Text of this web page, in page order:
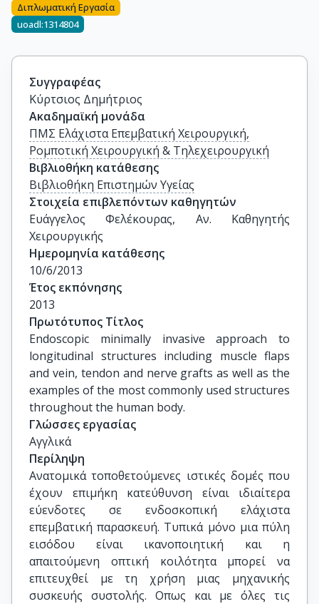
Διπλωματική Εργασία
uoadl:1314804
Συγγραφέας
Κύρτσιος Δημήτριος
Ακαδημαϊκή μονάδα
ΠΜΣ Ελάχιστα Επεμβατική Χειρουργική,
Ρομποτική Χειρουργική & Τηλεχειρουργική
Βιβλιοθήκη κατάθεσης
Βιβλιοθήκη Επιστημών Υγείας
Στοιχεία επιβλεπόντων καθηγητών
Ευάγγελος Φελέκουρας, Αν. Καθηγητής
Χειρουργικής
Ημερομηνία κατάθεσης
10/6/2013
Έτος εκπόνησης
2013
Πρωτότυπος Τίτλος
Endoscopic minimally invasive approach to
longitudinal structures including muscle flaps
and vein, tendon and nerve grafts as well as the
examples of the most commonly used structures
throughout the human body.
Γλώσσες εργασίας
Αγγλικά
Περίληψη
Ανατομικά τοποθετούμενες ιστικές δομές που
έχουν επιμήκη κατεύθυνση είναι ιδιαίτερα
εύενδοτες σε ενδοσκοπική ελάχιστα
επεμβατική παρασκευή. Τυπικά μόνο μια πύλη
εισόδου είναι ικανοποιητική και η
απαιτούμενη οπτική κοιλότητα μπορεί να
επιτευχθεί με τη χρήση μιας μηχανικής
συσκευής συστολής. Οπως και με όλες τις